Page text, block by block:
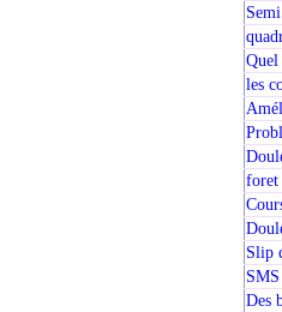
Quel
les
foret
Slip
Des